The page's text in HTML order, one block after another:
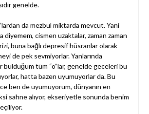
genelde.
da mezbul miktarda mevcut. Yani
diyemem, cismen uzaktalar, zaman zaman
buna bağlı depresif hüsranlar olarak
de pek sevmiyorlar. Yanlarında
bulduğum tüm “o”lar, genelde geceleri bu
hatta bazen uyumuyorlar da. Bu
ben de uyumuyorum, dünyanın en
sahne alıyor, ekseriyetle sonunda benim